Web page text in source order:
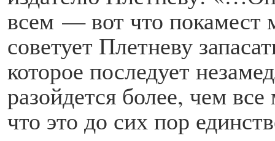
всем — вот что покамест
советует Плетневу
которое последует
разойдется более, чем
что это до сих пор